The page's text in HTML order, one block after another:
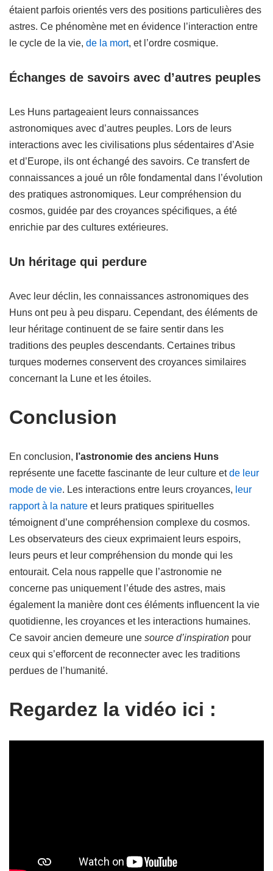
étaient parfois orientés vers des positions particulières des
astres. Ce phénomène met en évidence l’interaction entre
le cycle de la vie, de la mort, et l’ordre cosmique.
Échanges de savoirs avec d’autres peuples
Les Huns partageaient leurs connaissances
astronomiques avec d’autres peuples. Lors de leurs
interactions avec les civilisations plus sédentaires d’Asie
et d’Europe, ils ont échangé des savoirs. Ce transfert de
connaissances a joué un rôle fondamental dans l’évolution
des pratiques astronomiques. Leur compréhension du
cosmos, guidée par des croyances spécifiques, a été
enrichie par des cultures extérieures.
Un héritage qui perdure
Avec leur déclin, les connaissances astronomiques des
Huns ont peu à peu disparu. Cependant, des éléments de
leur héritage continuent de se faire sentir dans les
traditions des peuples descendants. Certaines tribus
turques modernes conservent des croyances similaires
concernant la Lune et les étoiles.
Conclusion
En conclusion, l’astronomie des anciens Huns
représente une facette fascinante de leur culture etde leur
mode de vie. Les interactions entre leurs croyances, leur
rapport à la nature et leurs pratiques spirituelles
témoignent d’une compréhension complexe du cosmos.
Les observateurs des cieux exprimaient leurs espoirs,
leurs peurs et leur compréhension du monde qui les
entourait. Cela nous rappelle que l’astronomie ne
concerne pas uniquement l’étude des astres, mais
également la manière dont ces éléments influencent la vie
quotidienne, les croyances et les interactions humaines.
Ce savoir ancien demeure une source d’inspiration pour
ceux qui s’efforcent de reconnecter avec les traditions
perdues de l’humanité.
Regardez la vidéo ici :